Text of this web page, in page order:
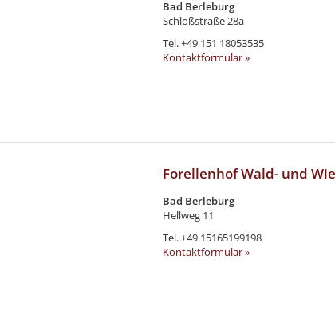
Bad Berleburg
Schloßstraße 28a
Tel.+49 151 18053535
Kontaktformular »
Forellenhof Wald- und
Bad Berleburg
Hellweg 11
Tel.+49 15165199198
Kontaktformular »